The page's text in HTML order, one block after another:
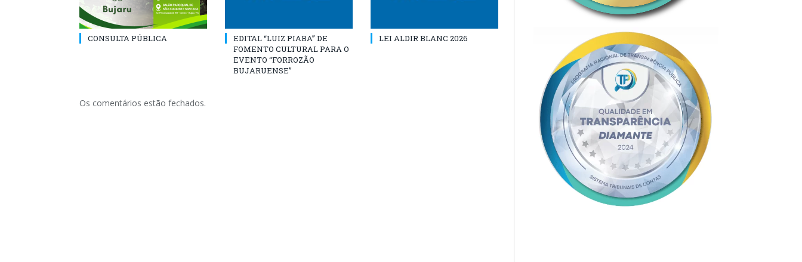
CONSULTA PÚBLICA
EDITAL “LUIZ PIABA” DE
FOMENTO CULTURAL PARA O
EVENTO “FORROZÃO
BUJARUENSE”
LEI ALDIR BLANC 2026
Os comentários estão fechados.